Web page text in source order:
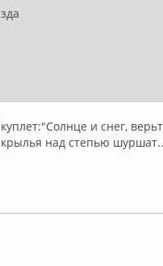
и снег,
над степью